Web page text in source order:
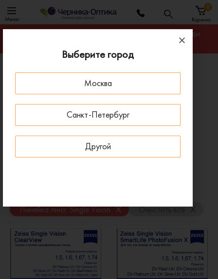
Выберите город
Москва
Санкт-Петербург
Другой
Меню Корзина
0
Гарантируем лучшую цену на линзы для очков среди
Главная
Каталог линз для очков
Линзы Zeiss Single Vision 1.6
Линзы Zeiss Single Vision 1.6
В нашем ассортименте представлены оригинальные
линзы для очков Zeiss Single Vision 1.6. Гарантируем
лучшую цену среди салонов оптики Москвы.
Линейка линз: Single Vision x Очистить все x